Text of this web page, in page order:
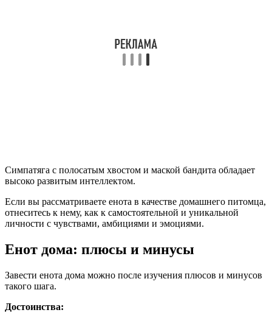
Симпатяга с полосатым хвостом и маской бандита обладает
высоко развитым интеллектом.
Если вы рассматриваете енота в качестве домашнего питомца,
отнеситесь к нему, как к самостоятельной и уникальной
личности с чувствами, амбициями и эмоциями.
Енот дома: плюсы и минусы
Завести енота дома можно после изучения плюсов и минусов
такого шага.
Достоинства: